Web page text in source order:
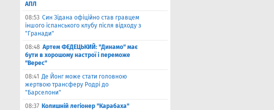
АПЛ
08:53 Син Зідана офіційно став гравцем
іншого іспанського клубу після відходу з
"Гранади"
08:48 Артем ФЕДЕЦЬКИЙ: "Динамо" має
бути в хорошому настрої і переможе
"Верес"
08:41 Де Йонг може стати головною
жертвою трансферу Родрі до
"Барселони"
08:37 Колишній легіонер "Карабаха"